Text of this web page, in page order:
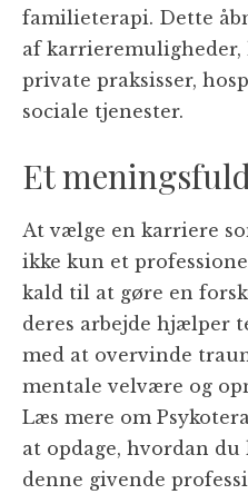
familieterapi. Dette
af
private praksisser,
sociale tjenester.
Et
At vælge en karriere
ikke kun et
kald til at gøre en
deres arbejde hjælper
med at overvinde
mentale velvære og
Læs mere om
at opdage, hvordan
denne givende